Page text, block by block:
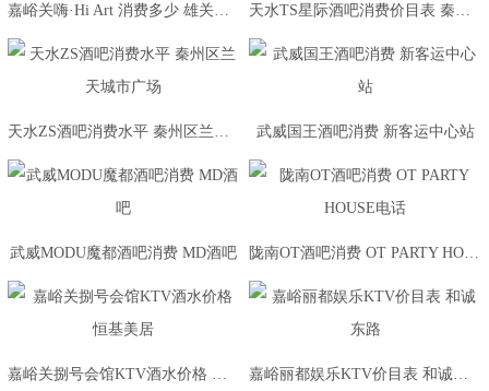
嘉峪关嗨·Hi Art 消费多少 雄关区东湖步行街 天水TS星际酒吧消费价目表 秦州区上亿广场
天水ZS酒吧消费水平 秦州区兰天城市广场 武威国王酒吧消费 新客运中心站
武威MODU魔都酒吧消费 MD酒吧 陇南OT酒吧消费 OT PARTY HOUSE电话
嘉峪关捌号会馆KTV酒水价格 恒基美居 嘉峪丽都娱乐KTV价目表 和诚东路